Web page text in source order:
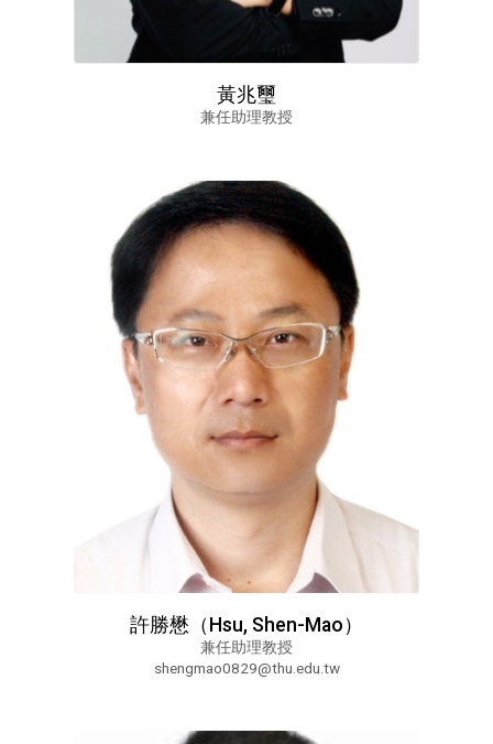
黃兆璽
兼任助理教授
許勝懋（Hsu, Shen-Mao）
兼任助理教授
shengmao0829@thu.edu.tw